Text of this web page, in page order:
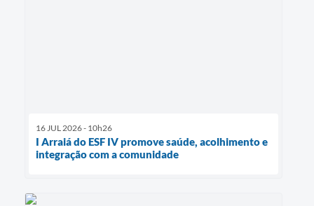
16 JUL 2026 - 10h26
I Arraiá do ESF IV promove saúde, acolhimento e
integração com a comunidade